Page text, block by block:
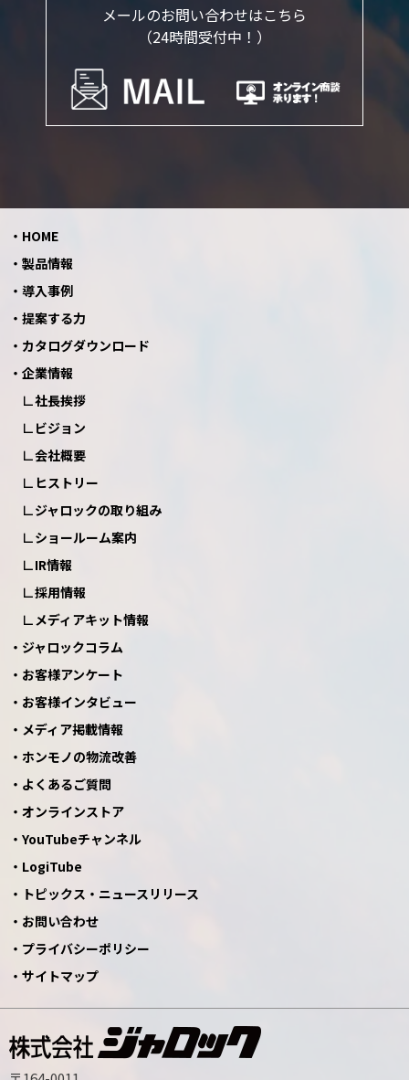
メールのお問い合わせはこちら
（24時間受付中！）
HOME
製品情報
導入事例
提案する力
カタログダウンロード
企業情報
社長挨拶
ビジョン
会社概要
ヒストリー
ジャロックの取り組み
ショールーム案内
IR情報
採用情報
メディアキット情報
ジャロックコラム
お客様アンケート
お客様インタビュー
メディア掲載情報
ホンモノの物流改善
よくあるご質問
オンラインストア
YouTubeチャンネル
LogiTube
トピックス・ニュースリリース
お問い合わせ
プライバシーポリシー
サイトマップ